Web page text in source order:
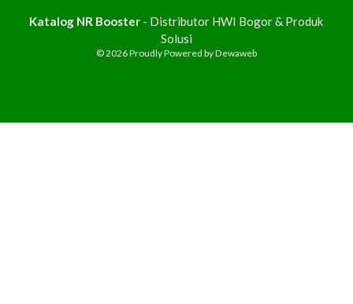
Katalog NR Booster - Distributor HWI Bogor & Produk
Solusi
© 2026Proudly Powered by Dewaweb